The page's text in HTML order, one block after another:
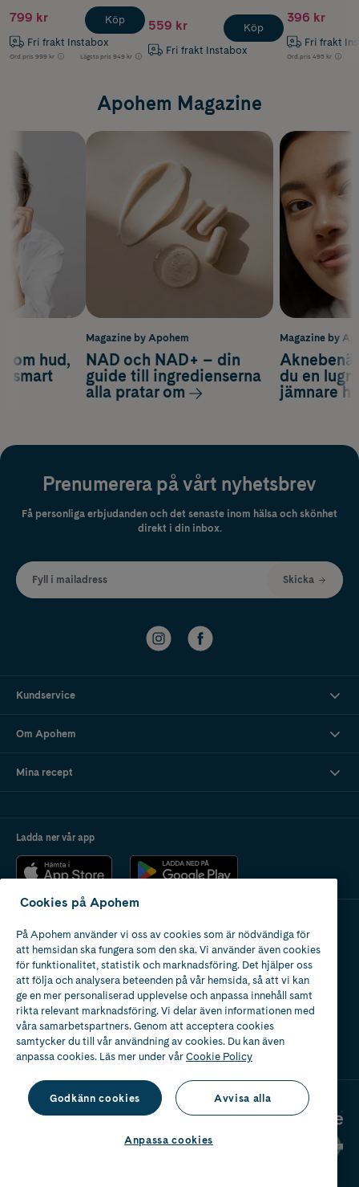
799 kr
Fri frakt Instabox
Ord.pris 999 kr Lägsta pris 949 kr
Köp 559 kr
Fri frakt Instabox
Köp
396 kr
Fri frakt
Ord.pris 495 kr
Apohem Magazine
Magazine by
du en
jämnare
om hud,
smart
Magazine by Apohem
NAD och NAD+ – din
guide till ingredienserna
alla pratar om
Prenumerera på vårt nyhetsbrev
Få personliga erbjudanden och det senaste inom hälsa och skönhet
direkt i din inbox.
Fyll i mailadress Skicka
Kundservice
Om Apohem
Mina recept
Ladda ner vår app
Apotek med tillstånd
av Läkemedelsverket
Cookies på Apohem
På Apohem använder vi oss av cookies som är nödvändiga för
att hemsidan ska fungera som den ska. Vi använder även cookies
för funktionalitet, statistik och marknadsföring. Det hjälper oss
att följa och analysera beteenden på vår hemsida, så att vi kan
ge en mer personaliserad upplevelse och anpassa innehåll samt
rikta relevant marknadsföring. Vi delar även informationen med
våra samarbetspartners. Genom att acceptera cookies
samtycker du till vår användning av cookies. Du kan även
anpassa cookies. Läs mer under vårCookie Policy
Godkänn cookies Avvisa alla
Anpassa cookies